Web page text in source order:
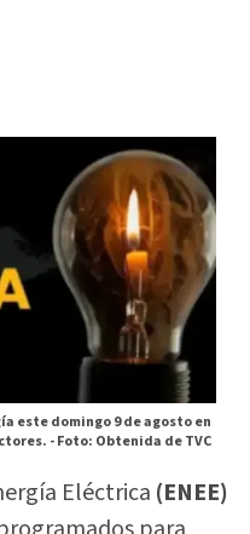
este domingo 9 de agosto en
-Foto: Obtenida de TVC
Eléctrica (ENEE)